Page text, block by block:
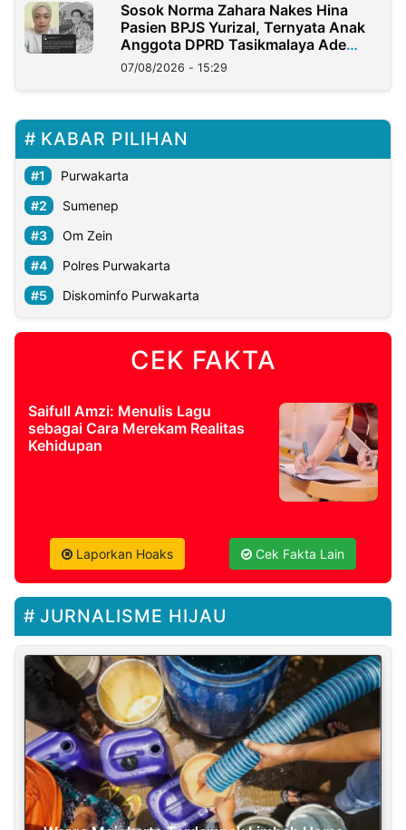
Sosok Norma Zahara Nakes Hina
Pasien BPJS Yurizal, Ternyata Anak
Anggota DPRD Tasikmalaya Ade
Lukman
07/08/2026 - 15:29
KABAR PILIHAN
Purwakarta
Sumenep
Om Zein
Polres Purwakarta
Diskominfo Purwakarta
CEK FAKTA
Saifull Amzi: Menulis Lagu
sebagai Cara Merekam Realitas
Kehidupan
Laporkan Hoaks Cek Fakta Lain
JURNALISME HIJAU